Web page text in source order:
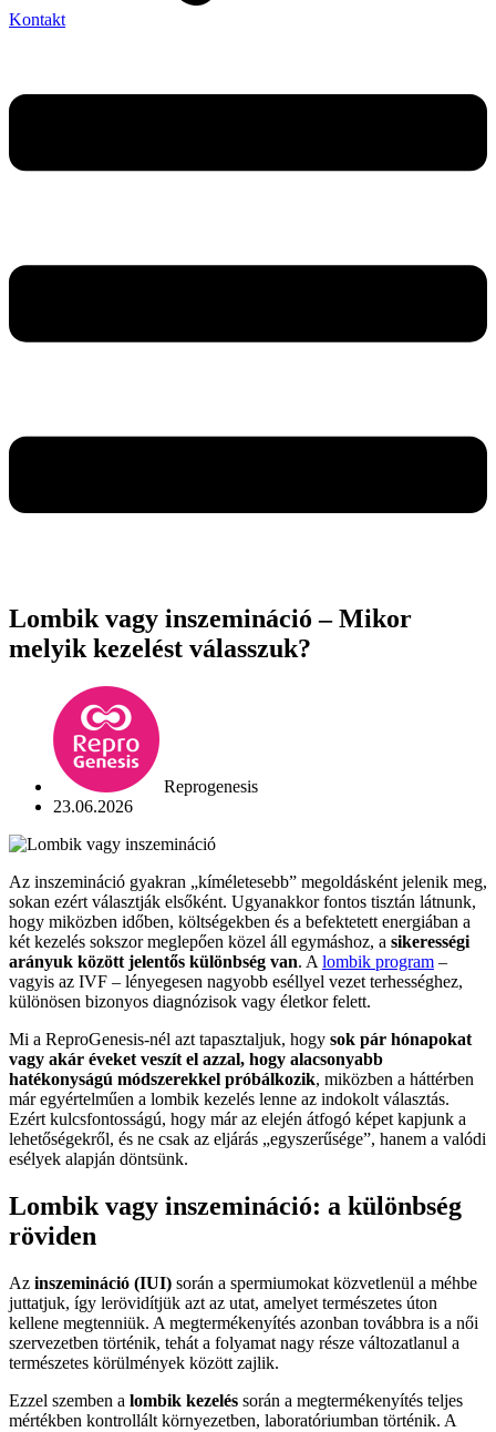
Kontakt
Lombik vagy inszemináció – Mikor
melyik kezelést válasszuk?
Reprogenesis
23.06.2026
Az inszemináció gyakran „kíméletesebb” megoldásként jelenik meg,
sokan ezért választják elsőként. Ugyanakkor fontos tisztán látnunk,
hogy miközben időben, költségekben és a befektetett energiában a
két kezelés sokszor meglepően közel áll egymáshoz, a sikerességi
arányuk között jelentős különbség van. A lombik program –
vagyis az IVF – lényegesen nagyobb eséllyel vezet terhességhez,
különösen bizonyos diagnózisok vagy életkor felett.
Mi a ReproGenesis-nél azt tapasztaljuk, hogy sok pár hónapokat
vagy akár éveket veszít el azzal, hogy alacsonyabb
hatékonyságú módszerekkel próbálkozik, miközben a háttérben
már egyértelműen a lombik kezelés lenne az indokolt választás.
Ezért kulcsfontosságú, hogy már az elején átfogó képet kapjunk a
lehetőségekről, és ne csak az eljárás „egyszerűsége”, hanem a valódi
esélyek alapján döntsünk.
Lombik vagy inszemináció: a különbség
röviden
Az inszemináció (IUI) során a spermiumokat közvetlenül a méhbe
juttatjuk, így lerövidítjük azt az utat, amelyet természetes úton
kellene megtenniük. A megtermékenyítés azonban továbbra is a női
szervezetben történik, tehát a folyamat nagy része változatlanul a
természetes körülmények között zajlik.
Ezzel szemben a lombik kezelés során a megtermékenyítés teljes
mértékben kontrollált környezetben, laboratóriumban történik. A